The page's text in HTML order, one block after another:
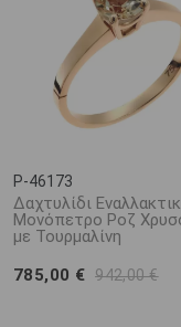
P-46173
Δαχτυλίδι
Μονόπετρο Ροζ
με Τουρμαλίνη
785,00 € 942,00 €